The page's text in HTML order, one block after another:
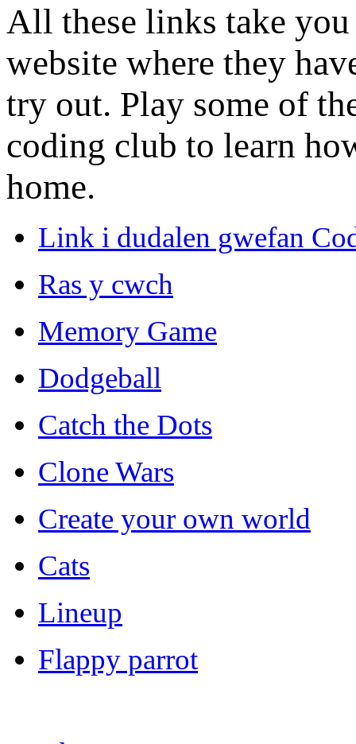
All these links take
website where they
try out. Play some of
coding club to learn
home.
Link i dudalen gwefan
Ras y cwch
Memory Game
Dodgeball
Catch the Dots
Clone Wars
Create your own world
Cats
Lineup
Flappy parrot